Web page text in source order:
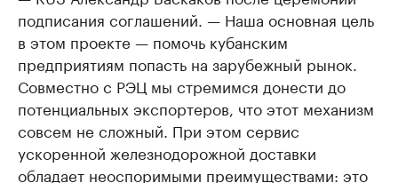
подписания соглашений. — Наша основная цель
в этом проекте — помочь кубанским
предприятиям попасть на зарубежный рынок.
Совместно с РЭЦ мы стремимся донести до
потенциальных экспортеров, что этот механизм
совсем не сложный. При этом сервис
ускоренной железнодорожной доставки
обладает неоспоримыми преимуществами: это